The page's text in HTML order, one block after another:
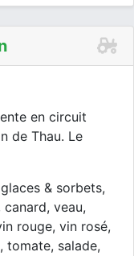
en circuit
de Thau. Le
& sorbets,
veau,
rouge, vin rosé,
tomate, salade,